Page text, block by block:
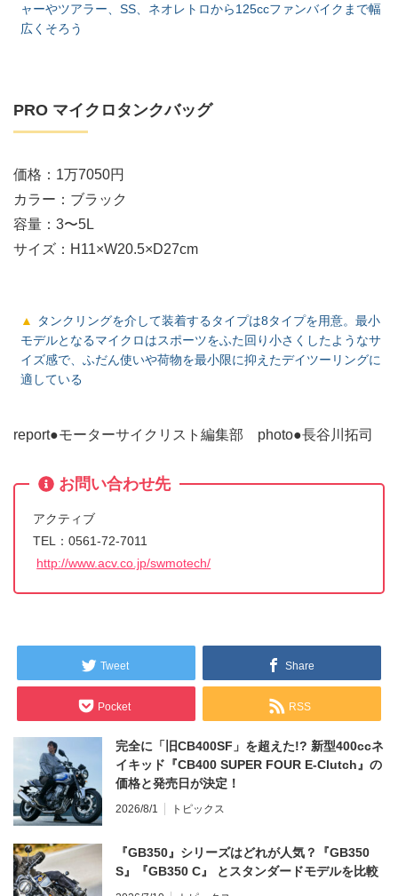
ャーやツアラー、SS、ネオレトロから125ccファンバイクまで幅
広くそろう
PRO マイクロタンクバッグ
価格：1万7050円
カラー：ブラック
容量：3〜5L
サイズ：H11×W20.5×D27cm
タンクリングを介して装着するタイプは8タイプを用意。最小
モデルとなるマイクロはスポーツをふた回り小さくしたようなサ
イズ感で、ふだん使いや荷物を最小限に抑えたデイツーリングに
適している
report●モーターサイクリスト編集部 photo●長谷川拓司
お問い合わせ先
アクティブ
TEL：0561-72-7011
http://www.acv.co.jp/swmotech/
Tweet Share
Pocket RSS
完全に「旧CB400SF」を超えた!? 新型400ccネ
イキッド『CB400 SUPER FOUR E-Clutch』の
価格と発売日が決定！
2026/8/1 トピックス
『GB350』シリーズはどれが人気？『GB350
S』『GB350 C』 とスタンダードモデルを比較